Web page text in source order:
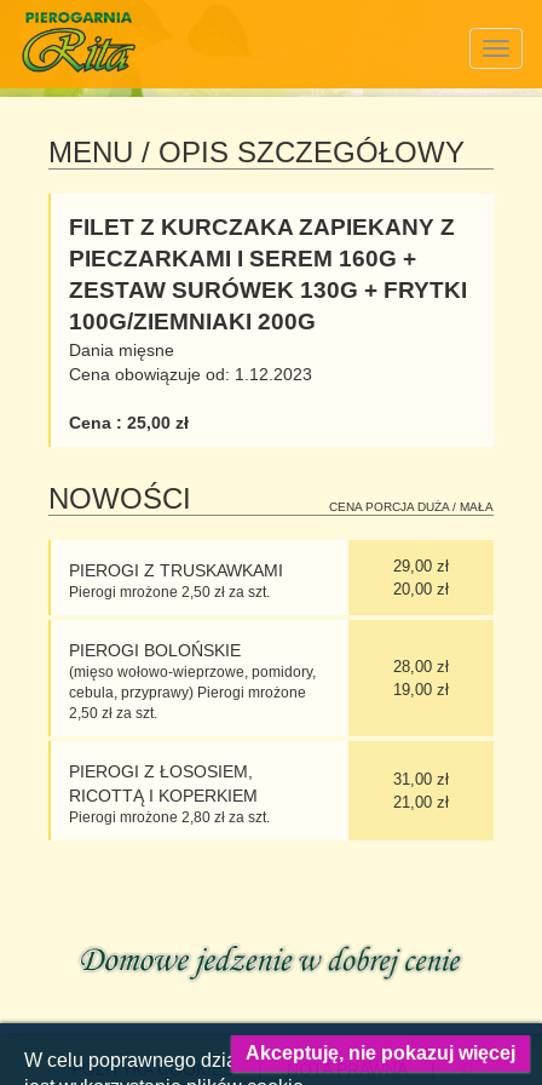
W celu poprawnego działania tej strony WWW konieczne
Akceptuję, nie pokazuj więcej
MENU / OPIS SZCZEGÓŁOWY
FILET Z KURCZAKA ZAPIEKANY Z
PIECZARKAMI I SEREM 160G +
ZESTAW SURÓWEK 130G + FRYTKI
100G/ZIEMNIAKI 200G
Dania mięsne
Cena obowiązuje od: 1.12.2023
Cena : 25,00 zł
NOWOŚCI CENA PORCJA DUŻA / MAŁA
PIEROGI Z TRUSKAWKAMI
Pierogi mrożone 2,50 zł za szt.
29,00 zł
20,00 zł
PIEROGI BOLOŃSKIE
(mięso wołowo-wieprzowe, pomidory,
cebula, przyprawy) Pierogi mrożone
2,50 zł za szt.
28,00 zł
19,00 zł
PIEROGI Z ŁOSOSIEM,
RICOTTĄ I KOPERKIEM
Pierogi mrożone 2,80 zł za szt.
31,00 zł
21,00 zł
POLITYKA COOKIES|NOTA PRAWNA| ©